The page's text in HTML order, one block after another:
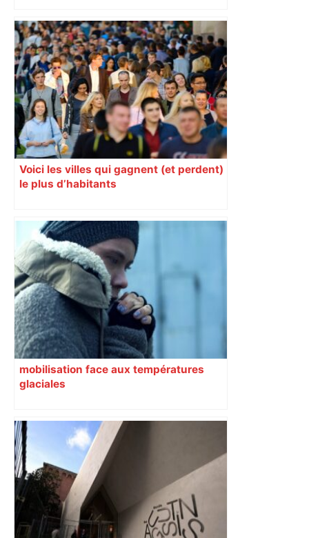
Voici les villes qui gagnent (et perdent)
le plus d’habitants
mobilisation face aux températures
glaciales